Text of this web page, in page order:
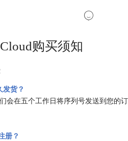
购买须知
发货？
会在五个工作日将序列号发送到您的订
册？